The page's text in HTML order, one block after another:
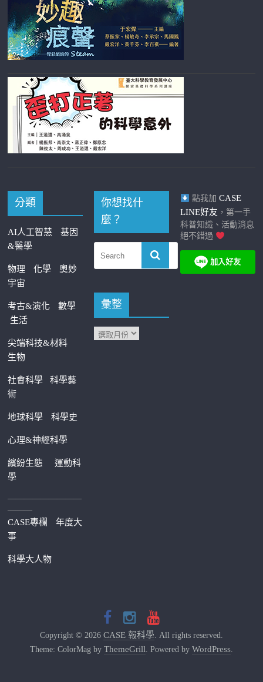
分類
AI人工智慧
基因
&醫學
物理 化學
奧妙
宇宙
考古&演化
數學
生活
尖端科技&材料
生物
社會科學科學藝
術
地球科學 科學史
心理&神經科學
繽紛生態運動科
學
—————————
———
CASE專欄
年度大
事
科學大人物
你想找什
麼？
彙整
點我加 CASE
LINE好友 ，第一手
科普知識、活動消息
絕不錯過
Copyright © 2026 CASE 報科學. All rights reserved.
Theme: ColorMag by ThemeGrill. Powered by WordPress.